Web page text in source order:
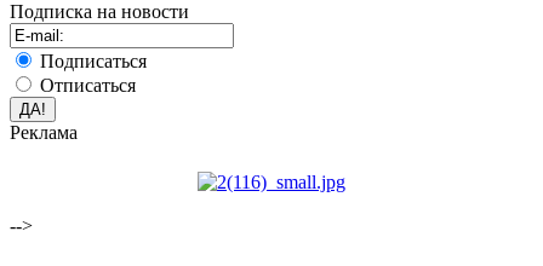
Подписка на новости
Подписаться
Отписаться
Реклама
-->